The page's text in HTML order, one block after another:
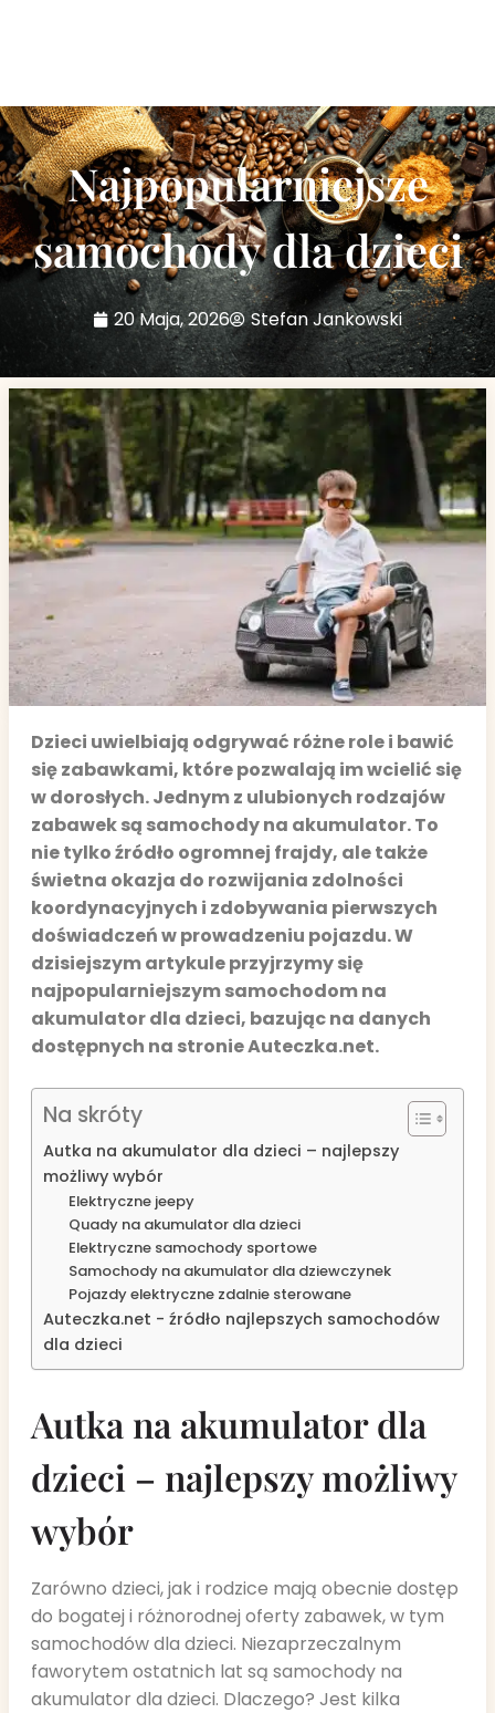
Najpopularniejsze
samochody dla dzieci
20 Maja, 2026 Stefan Jankowski
Dzieci uwielbiają odgrywać różne role i bawić
się zabawkami, które pozwalają im wcielić się
w dorosłych. Jednym z ulubionych rodzajów
zabawek są samochody na akumulator. To
nie tylko źródło ogromnej frajdy, ale także
świetna okazja do rozwijania zdolności
koordynacyjnych i zdobywania pierwszych
doświadczeń w prowadzeniu pojazdu. W
dzisiejszym artykule przyjrzymy się
najpopularniejszym samochodom na
akumulator dla dzieci, bazując na danych
dostępnych na stronie Auteczka.net.
Na skróty
Autka na akumulator dla dzieci – najlepszy
możliwy wybór
Elektryczne jeepy
Quady na akumulator dla dzieci
Elektryczne samochody sportowe
Samochody na akumulator dla dziewczynek
Pojazdy elektryczne zdalnie sterowane
Auteczka.net - źródło najlepszych samochodów
dla dzieci
Autka na akumulator dla
dzieci – najlepszy możliwy
wybór
Zarówno dzieci, jak i rodzice mają obecnie dostęp
do bogatej i różnorodnej oferty zabawek, w tym
samochodów dla dzieci. Niezaprzeczalnym
faworytem ostatnich lat są samochody na
akumulator dla dzieci. Dlaczego? Jest kilka